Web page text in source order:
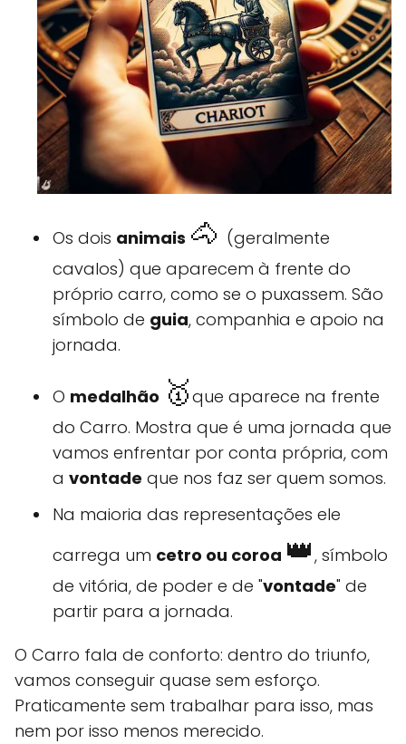
Os dois animais 🐴 (geralmente
cavalos) que aparecem à frente do
próprio carro, como se o puxassem. São
símbolo de guia, companhia e apoio na
jornada.
O medalhão 🥇que aparece na frente
do Carro. Mostra que é uma jornada que
vamos enfrentar por conta própria, com
a vontade que nos faz ser quem somos.
Na maioria das representações ele
carrega um cetro ou coroa 👑, símbolo
de vitória, de poder e de "vontade" de
partir para a jornada.
O Carro fala de conforto: dentro do triunfo,
vamos conseguir quase sem esforço.
Praticamente sem trabalhar para isso, mas
nem por isso menos merecido.